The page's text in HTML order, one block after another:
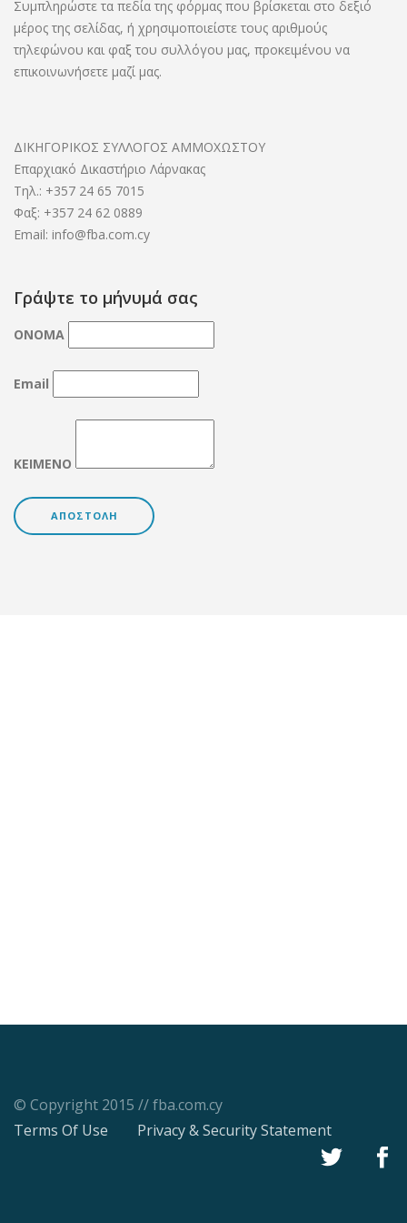
Συμπληρώστε τα πεδία της φόρμας που βρίσκεται στο δεξιό
μέρος της σελίδας, ή χρησιμοποιείστε τους αριθμούς
τηλεφώνου και φαξ του συλλόγου μας, προκειμένου να
επικοινωνήσετε μαζί μας.
ΔΙΚΗΓΟΡΙΚΟΣ ΣΥΛΛΟΓΟΣ ΑΜΜΟΧΩΣΤΟΥ
Επαρχιακό Δικαστήριο Λάρνακας
Τηλ.: +357 24 65 7015
Φαξ: +357 24 62 0889
Email: info@fba.com.cy
Γράψτε το μήνυμά σας
ΟΝΟΜΑ
Email
ΚΕΙΜΕΝΟ
© Copyright 2015 // fba.com.cy
Terms Of Use
Privacy & Security Statement